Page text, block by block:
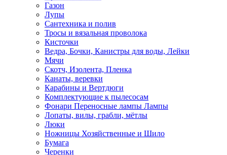
Газон
Лупы
Сантехника и полив
Тросы и вязальная проволока
Кисточки
Ведра, Бочки, Канистры для воды, Лейки
Мячи
Скотч, Изолента, Пленка
Канаты, веревки
Карабины и Вертдюги
Комплектующие к пылесосам
Фонари Переносные лампы Лампы
Лопаты, вилы, грабли, мётлы
Люки
Ножницы Хозяйственные и Шило
Бумага
Черенки